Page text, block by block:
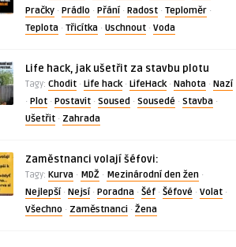
Pračky· Prádlo· Přání· Radost· Teploměr·
Teplota· Třicítka· Uschnout· Voda
Life hack, jak ušetřit za stavbu plotu
Tagy: Chodit· Life hack· LifeHack· Nahota· Nazí
· Plot· Postavit· Soused · Sousedé· Stavba·
Ušetřit· Zahrada
Zaměstnanci volají šéfovi:
Tagy: Kurva· MDŽ· Mezinárodní den žen·
Nejlepší· Nejsí· Poradna· Šéf· Šéfové· Volat·
Všechno· Zaměstnanci· Žena